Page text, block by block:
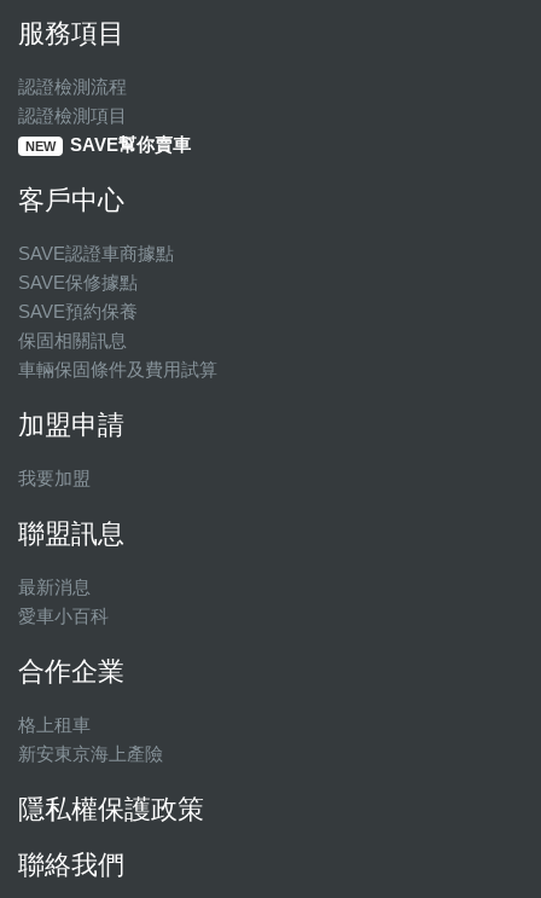
服務項目
認證檢測流程
認證檢測項目
NEW SAVE幫你賣車
客戶中心
SAVE認證車商據點
SAVE保修據點
SAVE預約保養
保固相關訊息
車輛保固條件及費用試算
加盟申請
我要加盟
聯盟訊息
最新消息
愛車小百科
合作企業
格上租車
新安東京海上產險
隱私權保護政策
聯絡我們